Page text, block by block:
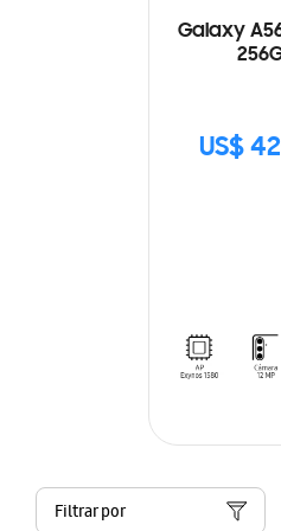
Galaxy
US$
Filtrar por